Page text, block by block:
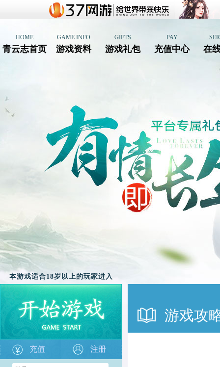
HOME
青云志首页
GAME INFO
游戏资料
GIFTS
游戏礼包
PAY
充值中心 在
本游戏适合18岁以上的玩家进入
充值 注册
游戏攻